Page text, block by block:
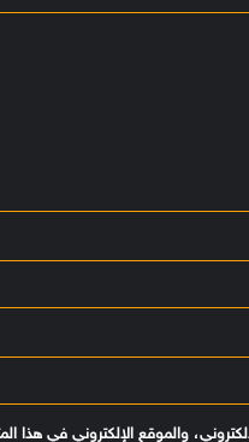
والموقع الإلكتروني في هذا